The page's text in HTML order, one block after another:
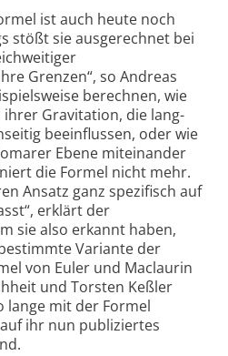
ist auch heute noch
stößt sie ausgerechnet bei
Grenzen“, so Andreas
berechnen, wie
ihrer Gravitation, die lang­
beeinflussen, oder wie
Ebene miteinander
die Formel nicht mehr.
Ansatz ganz spezifisch auf
erklärt der
sie also erkannt haben,
Variante der
von Euler und Maclaurin
und Torsten Keßler
lange mit der Formel
ihr nun publiziertes